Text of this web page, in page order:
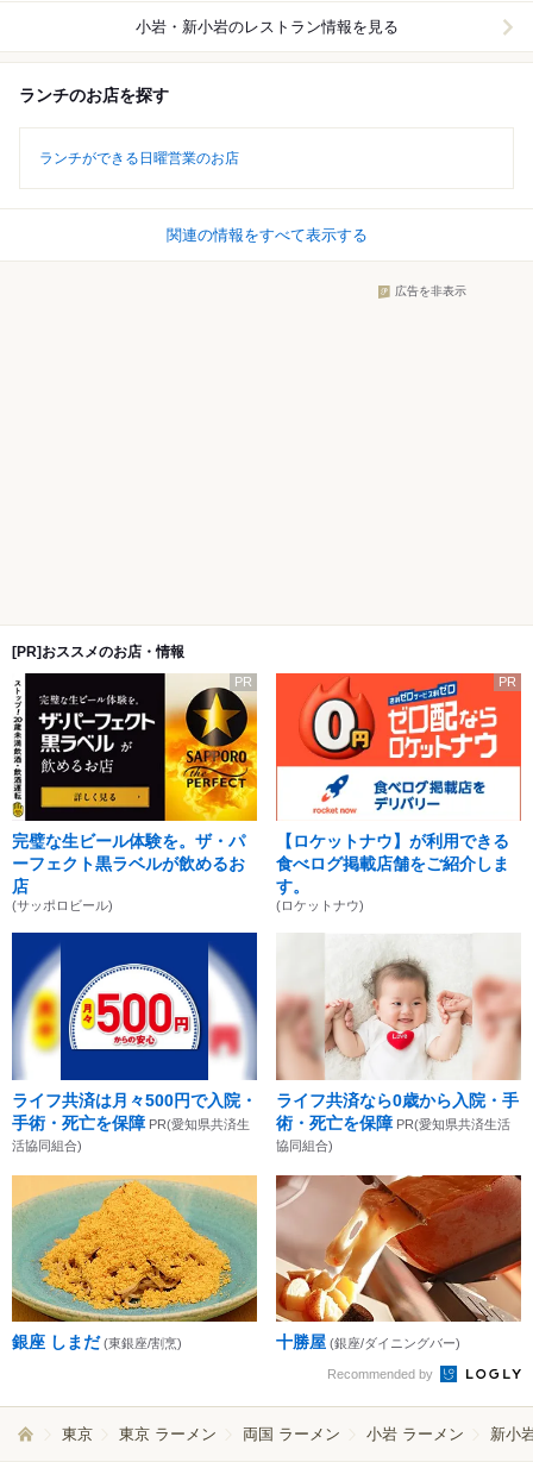
小岩・新小岩のレストラン情報を見る
ランチのお店を探す
ランチができる日曜営業のお店
関連の情報をすべて表示する
広告を非表示
[PR]おススメのお店・情報
PR
完璧な生ビール体験を。ザ・パ
ーフェクト黒ラベルが飲めるお
店
(サッポロビール)
PR
【ロケットナウ】が利用できる
食べログ掲載店舗をご紹介しま
す。
(ロケットナウ)
ライフ共済は月々500円で入院・
手術・死亡を保障 PR(愛知県共済生
活協同組合)
ライフ共済なら0歳から入院・手
術・死亡を保障 PR(愛知県共済生活
協同組合)
銀座 しまだ (東銀座/割烹) 十勝屋 (銀座/ダイニングバー)
Recommended by
東京 東京 ラーメン 両国 ラーメン 小岩 ラーメン 新小